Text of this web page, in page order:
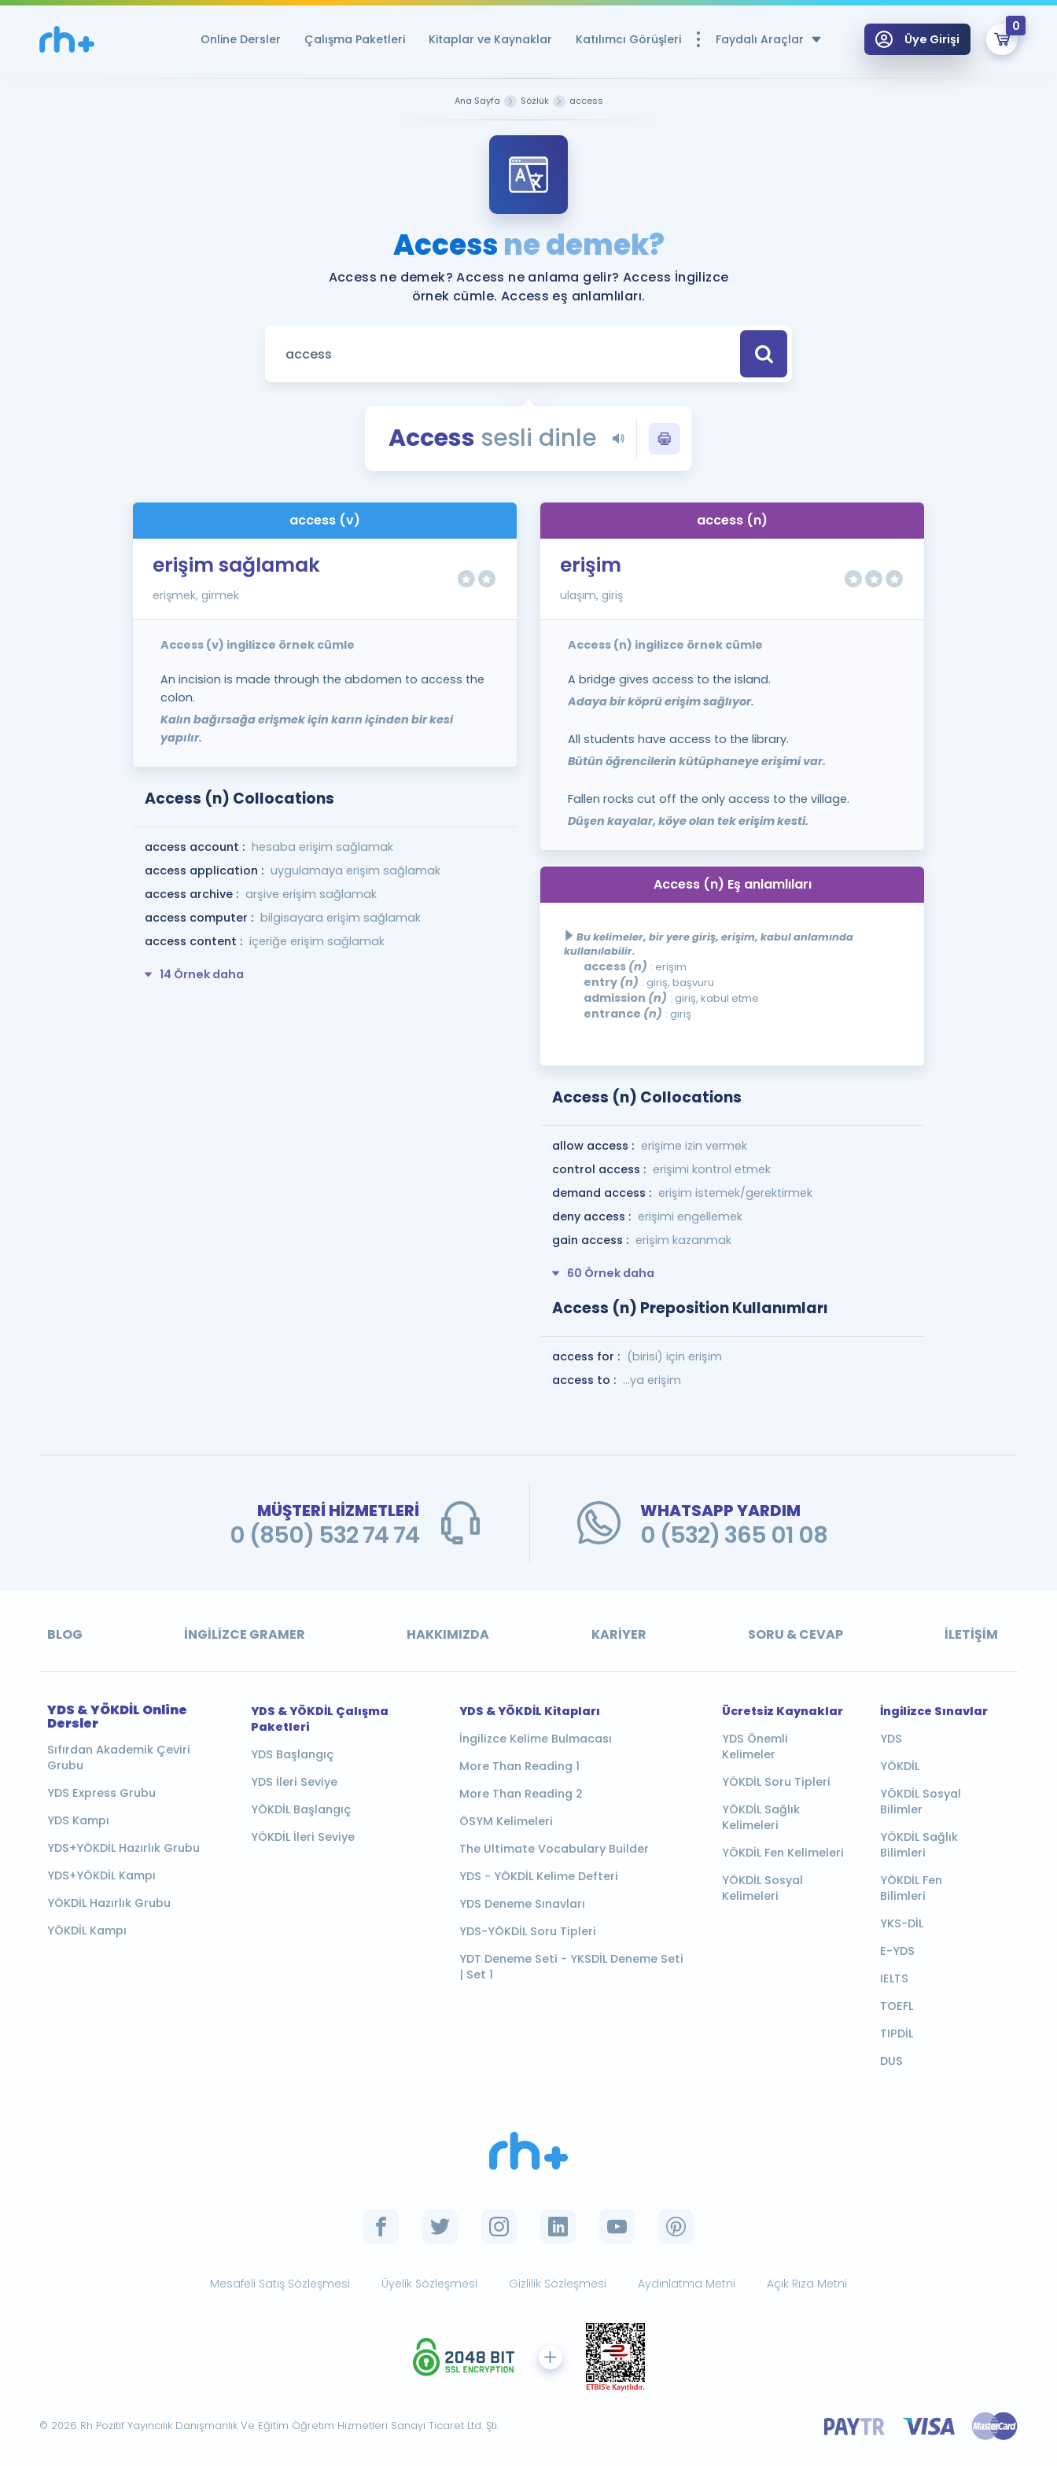
Online Dersler Çalışma Paketleri Kitaplar ve Kaynaklar Katılımcı Görüşleri Faydalı Araçlar
YDS ve YÖKDİL Puan Hesaplama Aracı
Rehberlik Aracı
YDS ve YÖKDİL'e Hazırlananlar için Öneriler
Tüm ÖSYM Sınavları Tek Takvimde
YDS - YÖKDİL Tüm Sınavlarla İlgili Haberler
İngilizce Gramer
Üye Girişi
0
Ana Sayfa Sözlük access
Accessne demek?
Access ne demek? Access ne anlama gelir? Access İngilizce
örnek cümle. Access eş anlamlıları.
Access sesli dinle
access (v)
erişim sağlamak
erişmek, girmek
Access (v) ingilizce örnek cümle
An incision is made through the abdomen to access the
colon.
Kalın bağırsağa erişmek için karın içinden bir kesi
yapılır.
Access (n) Collocations
access account : hesaba erişim sağlamak
access application : uygulamaya erişim sağlamak
access archive : arşive erişim sağlamak
access computer : bilgisayara erişim sağlamak
access content : içeriğe erişim sağlamak
14 Örnek daha
access (n)
erişim
ulaşım, giriş
Access (n) ingilizce örnek cümle
A bridge gives access to the island.
Adaya bir köprü erişim sağlıyor.
All students have access to the library.
Bütün öğrencilerin kütüphaneye erişimi var.
Fallen rocks cut off the only access to the village.
Düşen kayalar, köye olan tek erişim kesti.
Access (n) Eş anlamlıları
Bu kelimeler, bir yere giriş, erişim, kabul anlamında
kullanılabilir.
access (n) : erişim
entry (n) : giriş, başvuru
admission (n) : giriş, kabul etme
entrance (n) : giriş
Access (n) Collocations
allow access : erişime izin vermek
control access : erişimi kontrol etmek
demand access : erişim istemek/gerektirmek
deny access : erişimi engellemek
gain access : erişim kazanmak
60 Örnek daha
Access (n) Preposition Kullanımları
access for : (birisi) için erişim
access to : …ya erişim
MÜŞTERİ HİZMETLERİ
0 (850) 532 74 74
WHATSAPP YARDIM
0 (532) 365 01 08
BLOG İNGILIZCE GRAMER HAKKIMIZDA KARIYER SORU & CEVAP İLETIŞIM
YDS & YÖKDİL Online
Dersler
Sıfırdan Akademik Çeviri
Grubu
YDS Express Grubu
YDS Kampı
YDS+YÖKDİL Hazırlık Grubu
YDS+YÖKDİL Kampı
YÖKDİL Hazırlık Grubu
YÖKDİL Kampı
YDS & YÖKDİL Çalışma
Paketleri
YDS Başlangıç
YDS İleri Seviye
YÖKDİL Başlangıç
YÖKDİL İleri Seviye
YDS & YÖKDİL Kitapları
İngilizce Kelime Bulmacası
More Than Reading 1
More Than Reading 2
ÖSYM Kelimeleri
The Ultimate Vocabulary Builder
YDS - YÖKDİL Kelime Defteri
YDS Deneme Sınavları
YDS-YÖKDİL Soru Tipleri
YDT Deneme Seti - YKSDİL Deneme Seti
| Set 1
Ücretsiz Kaynaklar
YDS Önemli
Kelimeler
YÖKDİL Soru Tipleri
YÖKDİL Sağlık
Kelimeleri
YÖKDİL Fen Kelimeleri
YÖKDİL Sosyal
Kelimeleri
İngilizce Sınavlar
YDS
YÖKDİL
YÖKDİL Sosyal
Bilimler
YÖKDİL Sağlık
Bilimleri
YÖKDİL Fen
Bilimleri
YKS-DİL
E-YDS
IELTS
TOEFL
TIPDİL
DUS
Mesafeli Satış Sözleşmesi Üyelik Sözleşmesi Gizlilik Sözleşmesi Aydınlatma Metni Açık Rıza Metni
© 2026 Rh Pozitif Yayıncılık Danışmanlık Ve Eğitim Öğretim Hizmetleri Sanayi Ticaret Ltd. Şti.